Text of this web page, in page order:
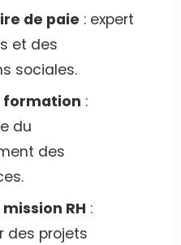
de paie : expert
et des
sociales.
formation :
du
des
RH :
des projets